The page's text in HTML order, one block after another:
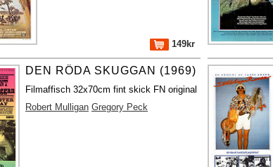
149kr
DEN RÖDA SKUGGAN (1969)
Filmaffisch 32x70cm fint skick FN original
Robert Mulligan Gregory Peck